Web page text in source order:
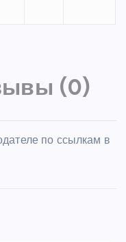
(0)
по ссылкам в